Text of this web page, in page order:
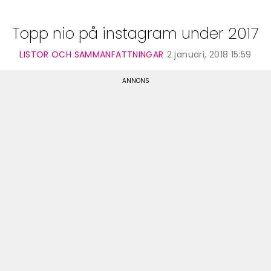
Topp nio på instagram under 2017
LISTOR OCH SAMMANFATTNINGAR 2 januari, 2018 15:59